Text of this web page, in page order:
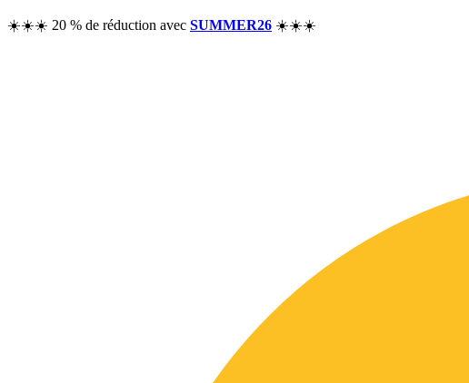
☀️☀️☀️ 20 % de réduction avec SUMMER26 ☀️☀️☀️